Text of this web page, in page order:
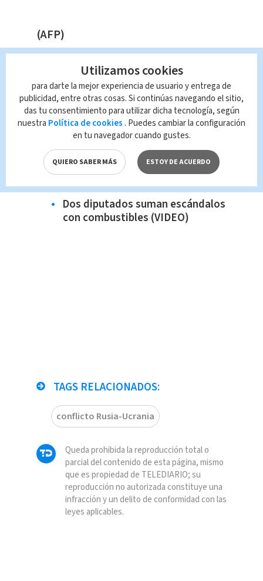
(AFP)
Te Recomendamos:
Joel Campbell sigue brillando en
Rayados de Monterrey
Andrea Vargas podrá viajar al
Mundial Bajo Techo gracias al
apoyo de los ticos
Denuncias por asaltos a
repartidores de comida en
aumento (VIDEO)
Dos diputados suman escándalos
con combustibles (VIDEO)
TAGS RELACIONADOS:
conflicto Rusia-Ucrania
Queda prohibida la reproducción total o
parcial del contenido de esta página, mismo
que es propiedad de TELEDIARIO; su
reproducción no autorizada constituye una
infracción y un delito de conformidad con las
leyes aplicables.
Utilizamos cookies
para darte la mejor experiencia de usuario y entrega de
publicidad, entre otras cosas. Si continúas navegando el sitio,
das tu consentimiento para utilizar dicha tecnología, según
nuestra Política de cookies . Puedes cambiar la configuración
en tu navegador cuando gustes.
QUIERO SABER MÁS ESTOY DE ACUERDO